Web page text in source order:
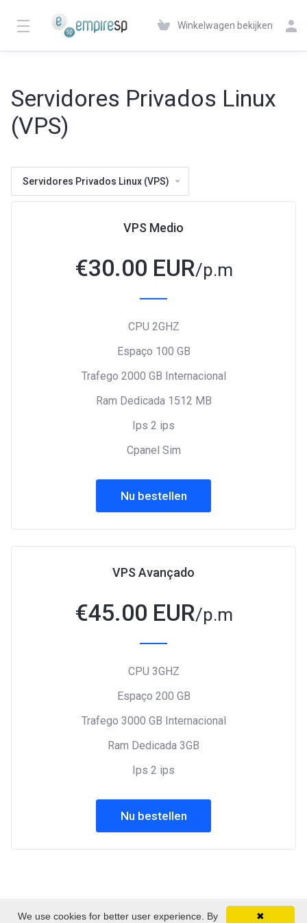
Winkelwagen bekijken
Servidores Privados Linux
(VPS)
Servidores Privados Linux (VPS)
VPS Medio
€30.00 EUR/p.m
CPU 2GHZ
Espaço 100 GB
Trafego 2000 GB Internacional
Ram Dedicada 1512 MB
Ips 2 ips
Cpanel Sim
Nu bestellen
VPS Avançado
€45.00 EUR/p.m
CPU 3GHZ
Espaço 200 GB
Trafego 3000 GB Internacional
Ram Dedicada 3GB
Ips 2 ips
Nu bestellen
✖
We use cookies for better user experience. By